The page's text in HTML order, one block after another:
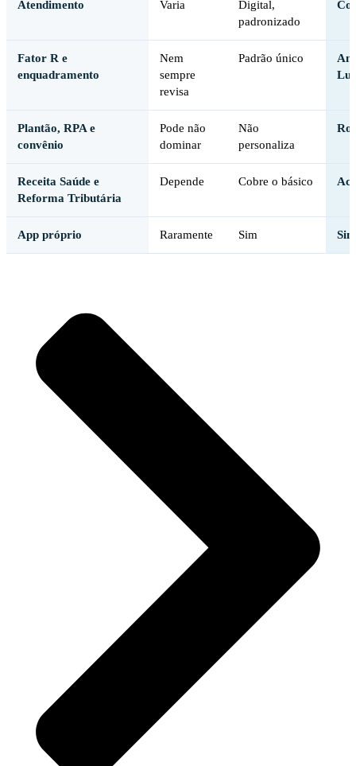
Atendimento Varia
Digital,
padronizado
Fator R e
enquadramento
Nem
sempre
revisa
Padrão único
Plantão, RPA e
convênio
Pode não
dominar
Não
personaliza
Receita Saúde e
Reforma Tributária
Depende Cobre o básico
App próprio Raramente Sim